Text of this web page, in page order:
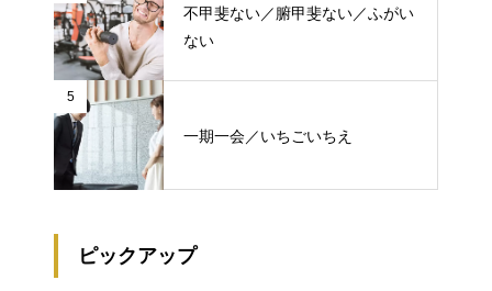
不甲斐ない／腑甲斐ない／ふがい
ない
5
一期一会／いちごいちえ
ピックアップ